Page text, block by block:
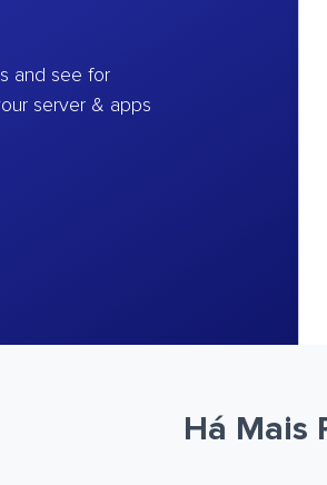
and see for
server & apps
Há Mais